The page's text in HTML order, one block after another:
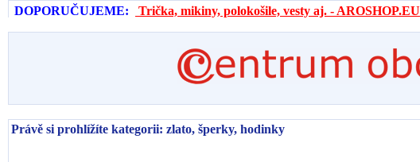
DOPORUČUJEME: Trička, mikiny, polokošile, vesty aj. - AROSHOP.EU
Právě si prohlížíte kategorii: zlato, šperky, hodinky